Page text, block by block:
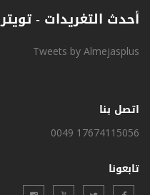
أحدث التغريدات - تويتر
Tweets by Almejasplus
اتصل بنا
0049 17674115056
تابعونا